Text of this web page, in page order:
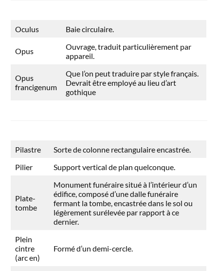
Oculus Baie circulaire.
Opus
Ouvrage, traduit particulièrement par
appareil.
Opus
francigenum
Que l’on peut traduire par style français.
Devrait être employé au lieu d’art
gothique
Pilastre
Sorte de colonne rectangulaire encastrée.
Pilier
Support vertical de plan quelconque.
Plate-
tombe
Monument funéraire situé à l’intérieur d’un
édifice, composé d’une dalle funéraire
fermant la tombe, encastrée dans le sol ou
légèrement surélevée par rapport à ce
dernier.
Plein
cintre
(arc en)
Formé d’un demi-cercle.